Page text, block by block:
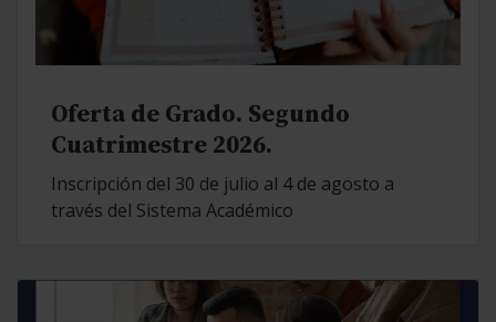
Oferta de Grado. Segundo
Cuatrimestre 2026.
Inscripción del 30 de julio al 4 de agosto a
través del Sistema Académico